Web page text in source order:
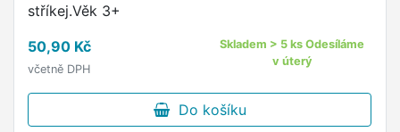
stříkej.Věk 3+
50,90 Kč
včetně DPH
Skladem > 5 ks Odesíláme
v úterý
Do košíku